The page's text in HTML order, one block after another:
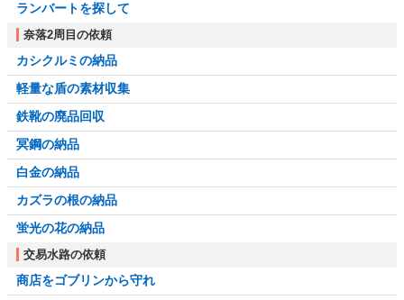
ランバートを探して
奈落2周目の依頼
カシクルミの納品
軽量な盾の素材収集
鉄靴の廃品回収
冥鋼の納品
白金の納品
カズラの根の納品
蛍光の花の納品
交易水路の依頼
商店をゴブリンから守れ